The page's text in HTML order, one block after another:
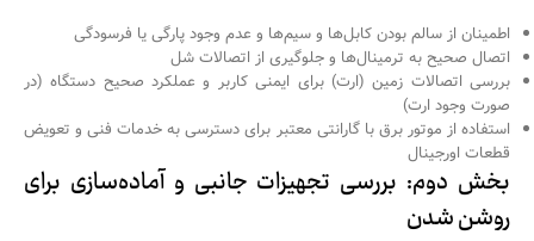
اطمینان از سالم بودن کابل‌ها و سیم‌ها و عدم وجود پارگی یا فرسودگی
اتصال صحیح به ترمینال‌ها و جلوگیری از اتصالات شل
بررسی اتصالات زمین (ارت) برای ایمنی کاربر و عملکرد صحیح دستگاه (در
صورت وجود ارت)
استفاده از موتور برق با گارانتی معتبر برای دسترسی به خدمات فنی و تعویض
قطعات اورجینال
بخش دوم: بررسی تجهیزات جانبی و آماده‌سازی برای
روشن شدن